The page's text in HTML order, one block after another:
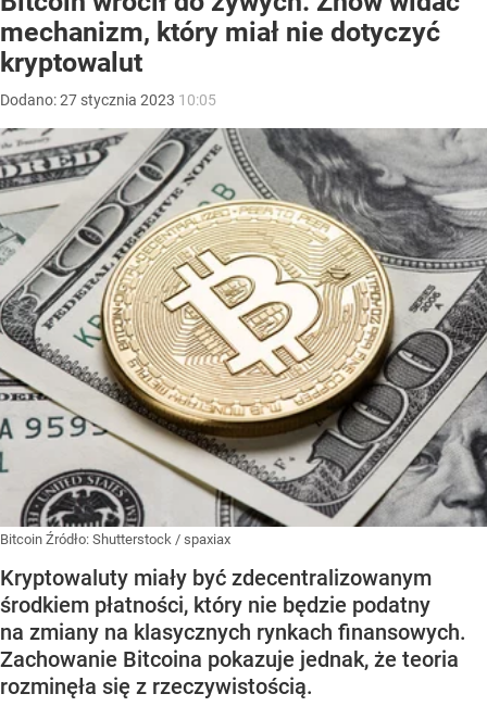
mechanizm, który miał nie dotyczyć
kryptowalut
Dodano:27 stycznia 2023 10:05
Bitcoin Źródło: Shutterstock / spaxiax
Kryptowaluty miały być zdecentralizowanym
środkiem płatności, który nie będzie podatny
na zmiany na klasycznych rynkach finansowych.
Zachowanie Bitcoina pokazuje jednak, że teoria
rozminęła się z rzeczywistością.